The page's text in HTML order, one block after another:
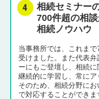
相続セミナー
700件超の相
相続ノウハウ
当事務所では、これま
受けました。また代表
ーにもご登壇し、相続
継続的に学習し、常にア
そのため、相続分野に
で対応することができま